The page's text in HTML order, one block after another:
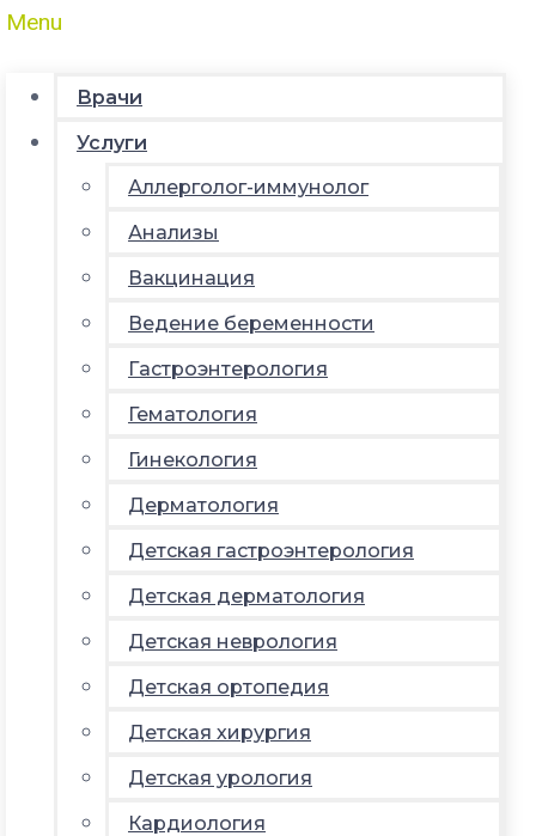
Menu
Врачи
Услуги
Аллерголог-иммунолог
Анализы
Вакцинация
Ведение беременности
Гастроэнтерология
Гематология
Гинекология
Дерматология
Детская гастроэнтерология
Детская дерматология
Детская неврология
Детская ортопедия
Детская хирургия
Детская урология
Кардиология